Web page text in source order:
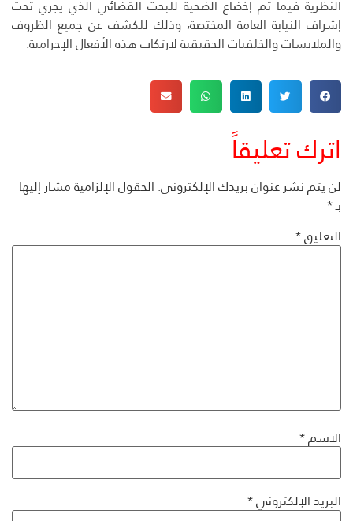
النظرية فيما تم إخضاع الضحية للبحث القضائي الذي يجري تحت
إشراف النيابة العامة المختصة، وذلك للكشف عن جميع الظروف
والملابسات والخلفيات الحقيقية لارتكاب هذه الأفعال الإجرامية.
اترك تعليقاً
لن يتم نشر عنوان بريدك الإلكتروني.الحقول الإلزامية مشار إليها
بـ*
التعليق*
الاسم*
البريد الإلكتروني*